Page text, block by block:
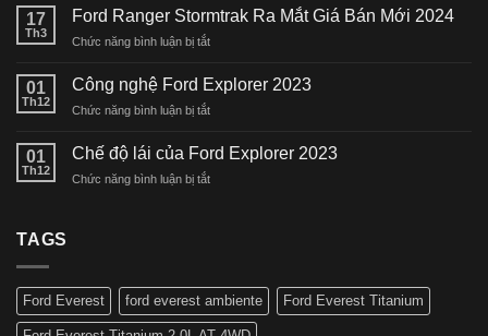
mở
Everest
phiên
nhất
tại
17
Th3
Ford Ranger Stormtrak Ra Mắt Giá Bán Mới 2024
Chức năng bình luận bị tắtở
Ranger
Stormtrak
Ra
Giá
01
Th12
Công nghệ Ford Explorer 2023
Chức năng bình luận bị tắtở
nghệ
Explorer
01
Th12
Chế độ lái của Ford Explorer 2023
Chức năng bình luận bị tắtở
Explorer
2023
TAGS
Ford Everest ford everest ambiente Ford Everest Titanium